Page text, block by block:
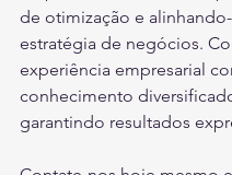
de otimização e alinhando-
estratégia de negócios.
experiência empresarial
conhecimento
garantindo resultados